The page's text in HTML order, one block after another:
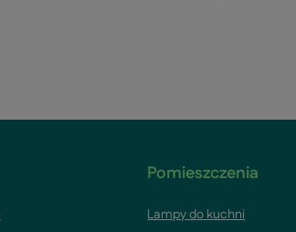
Pomieszczenia
Lampy do kuchni